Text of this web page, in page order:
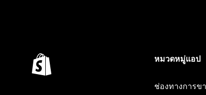
หมวดหมู่แอป
ช่องทางการข